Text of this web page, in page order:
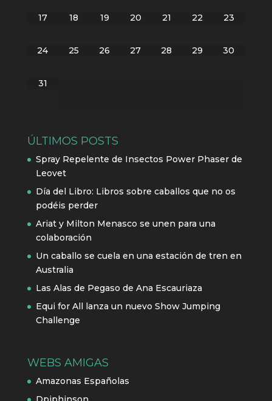
17 18 19 20 21 22 23
24 25 26 27 28 29 30
31
ÚLTIMOS POSTS
Spray Repelente de Insectos Power Phaser de
Leovet
Día del Libro: Libros sobre caballos que no os
podéis perder
Ariat y Milton Menasco se unen para una
colaboración
Un caballo se cuela en una estación de tren en
Australia
Las Alas de Pegaso de Ana Escauriaza
Equi for All lanza un nuevo Show Jumping
Challenge
WEBS AMIGAS
Amazonas Españolas